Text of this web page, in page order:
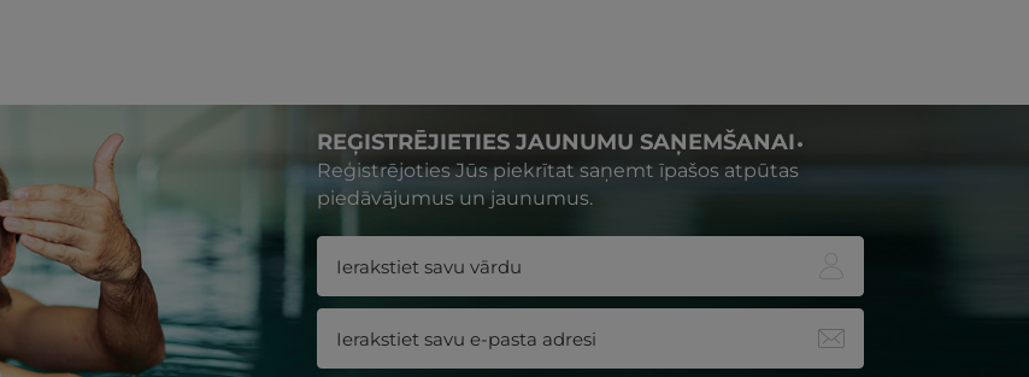
REĢISTRĒJIETIES JAUNUMU SAŅEMŠANAI
Reģistrējoties Jūs piekrītat saņemt īpašos atpūtas
piedāvājumus un jaunumus.